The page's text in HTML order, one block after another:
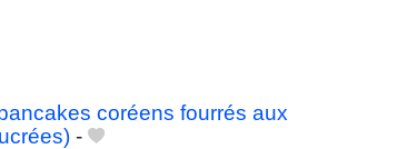
coréens fourrés aux
-